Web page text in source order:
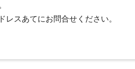
スあてにお問合せください。